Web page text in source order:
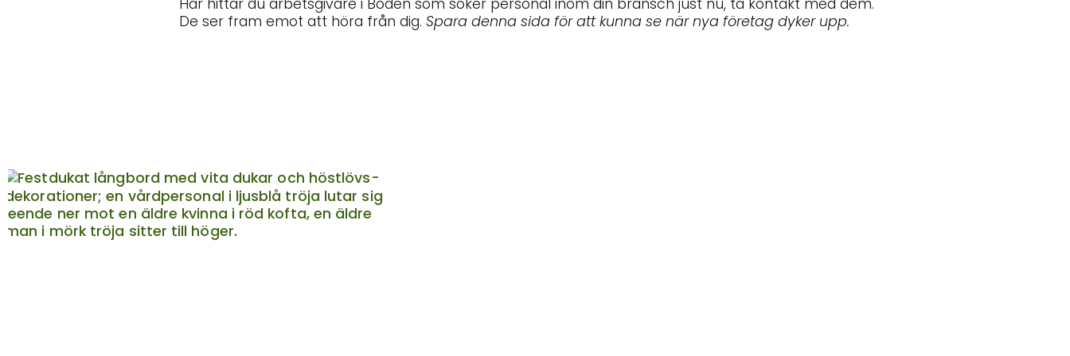
De ser fram emot att höra från dig.Spara denna sida för att kunna se när nya företag dyker upp.